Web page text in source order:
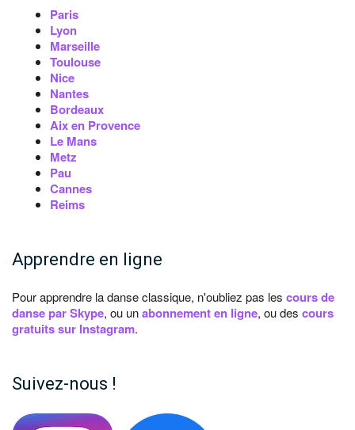
Paris
Lyon
Marseille
Toulouse
Nice
Nantes
Bordeaux
Aix en Provence
Le Mans
Metz
Pau
Cannes
Reims
Apprendre en ligne
Pour apprendre la danse classique, n'oubliez pas les cours de
danse par Skype, ou unabonnement en ligne, ou des cours
gratuits sur Instagram.
Suivez-nous !